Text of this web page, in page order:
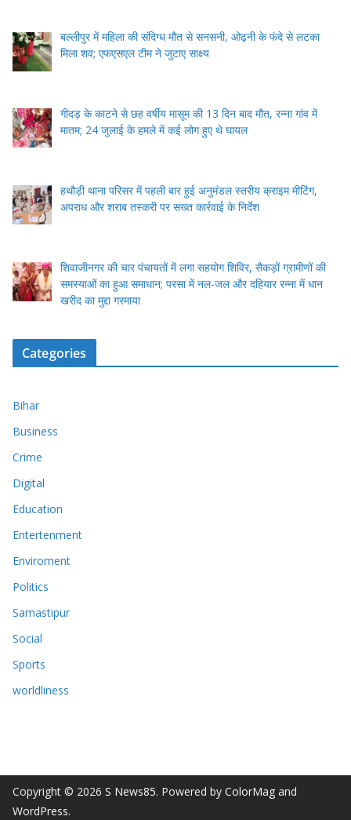
बल्लीपुर में महिला की संदिग्ध मौत से सनसनी, ओढ़नी के फंदे से लटका
मिला शव; एफएसएल टीम ने जुटाए साक्ष्य
गीदड़ के काटने से छह वर्षीय मासूम की 13 दिन बाद मौत, रन्ना गांव में
मातम; 24 जुलाई के हमले में कई लोग हुए थे घायल
हथौड़ी थाना परिसर में पहली बार हुई अनुमंडल स्तरीय क्राइम मीटिंग,
अपराध और शराब तस्करी पर सख्त कार्रवाई के निर्देश
शिवाजीनगर की चार पंचायतों में लगा सहयोग शिविर, सैकड़ों ग्रामीणों की
समस्याओं का हुआ समाधान; परसा में नल-जल और दहियार रन्ना में धान
खरीद का मुद्दा गरमाया
Categories
Bihar
Business
Crime
Digital
Education
Entertenment
Enviroment
Politics
Samastipur
Social
Sports
worldliness
Copyright © 2026 S News85. Powered by ColorMag and
WordPress.